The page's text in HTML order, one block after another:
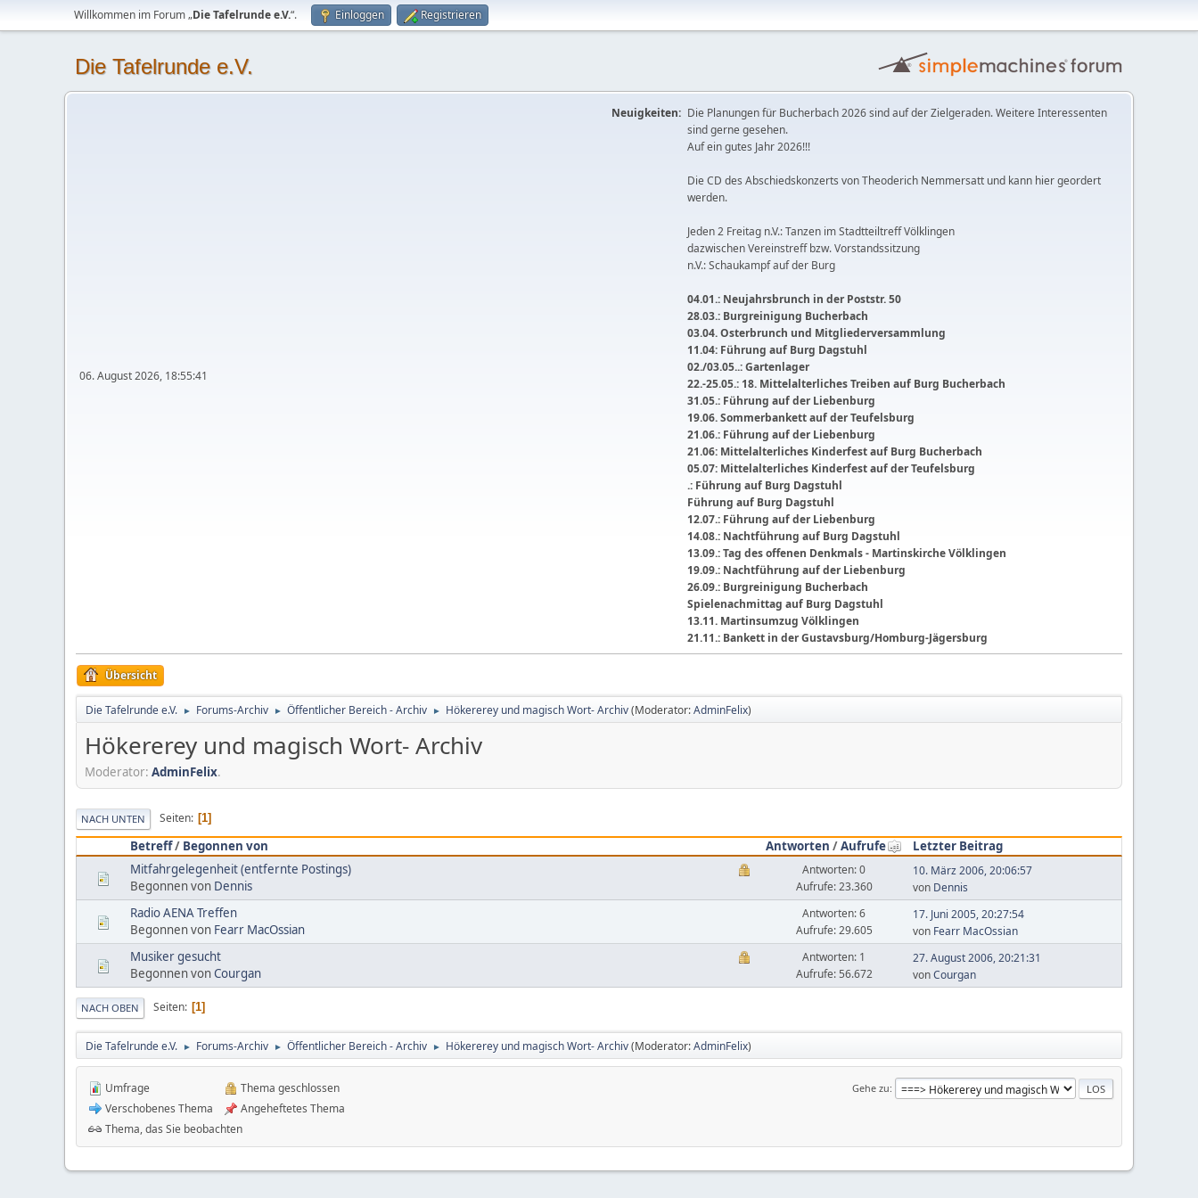
Willkommen im Forum „Die Tafelrunde e.V.“. Einloggen Registrieren
Die Tafelrunde e.V.
06. August 2026, 18:55:41
Neuigkeiten: Die Planungen für Bucherbach 2026 sind auf der Zielgeraden. Weitere Interessenten
sind gerne gesehen.
Auf ein gutes Jahr 2026!!!
Die CD des Abschiedskonzerts von Theoderich Nemmersatt und kann hier geordert
werden.
Jeden 2 Freitag n.V.: Tanzen im Stadtteiltreff Völklingen
dazwischen Vereinstreff bzw. Vorstandssitzung
n.V.: Schaukampf auf der Burg
04.01.: Neujahrsbrunch in der Poststr. 50
28.03.: Burgreinigung Bucherbach
03.04. Osterbrunch und Mitgliederversammlung
11.04: Führung auf Burg Dagstuhl
02./03.05..: Gartenlager
22.-25.05.: 18. Mittelalterliches Treiben auf Burg Bucherbach
31.05.: Führung auf der Liebenburg
19.06. Sommerbankett auf der Teufelsburg
21.06.: Führung auf der Liebenburg
21.06: Mittelalterliches Kinderfest auf Burg Bucherbach
05.07: Mittelalterliches Kinderfest auf der Teufelsburg
.: Führung auf Burg Dagstuhl
Führung auf Burg Dagstuhl
12.07.: Führung auf der Liebenburg
14.08.: Nachtführung auf Burg Dagstuhl
13.09.: Tag des offenen Denkmals - Martinskirche Völklingen
19.09.: Nachtführung auf der Liebenburg
26.09.: Burgreinigung Bucherbach
Spielenachmittag auf Burg Dagstuhl
13.11. Martinsumzug Völklingen
21.11.: Bankett in der Gustavsburg/Homburg-Jägersburg
Übersicht
Die Tafelrunde e.V. ► Forums-Archiv ► Öffentlicher Bereich - Archiv ► Hökererey und magisch Wort- Archiv(Moderator:AdminFelix)
Hökererey und magisch Wort- Archiv
Moderator: AdminFelix.
NACH UNTEN Seiten 1
Betreff/ Begonnen von Antworten /Aufrufe
Letzter Beitrag
Mitfahrgelegenheit (entfernte Postings)
Begonnen von Dennis
Antworten: 0
Aufrufe: 23.360
10. März 2006, 20:06:57
von Dennis
Radio AENA Treffen
Begonnen von Fearr MacOssian
Antworten: 6
Aufrufe: 29.605
17. Juni 2005, 20:27:54
von Fearr MacOssian
Musiker gesucht
Begonnen vonCourgan
Antworten: 1
Aufrufe: 56.672
27. August 2006, 20:21:31
vonCourgan
NACH OBEN Seiten 1
Die Tafelrunde e.V. ► Forums-Archiv ► Öffentlicher Bereich - Archiv ► Hökererey und magisch Wort- Archiv(Moderator:AdminFelix)
Gehe zu
Umfrage
Verschobenes Thema
Thema geschlossen
Angeheftetes Thema
Thema, das Sie beobachten